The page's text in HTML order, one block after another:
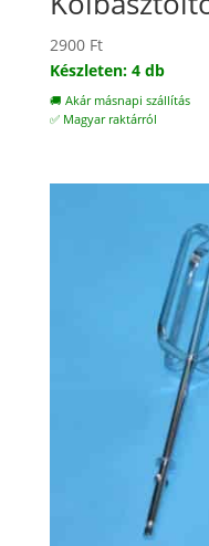
2900 Ft
Készleten: 4 db
🚚 Akár másnapi szállítás
✅ Magyar raktárról